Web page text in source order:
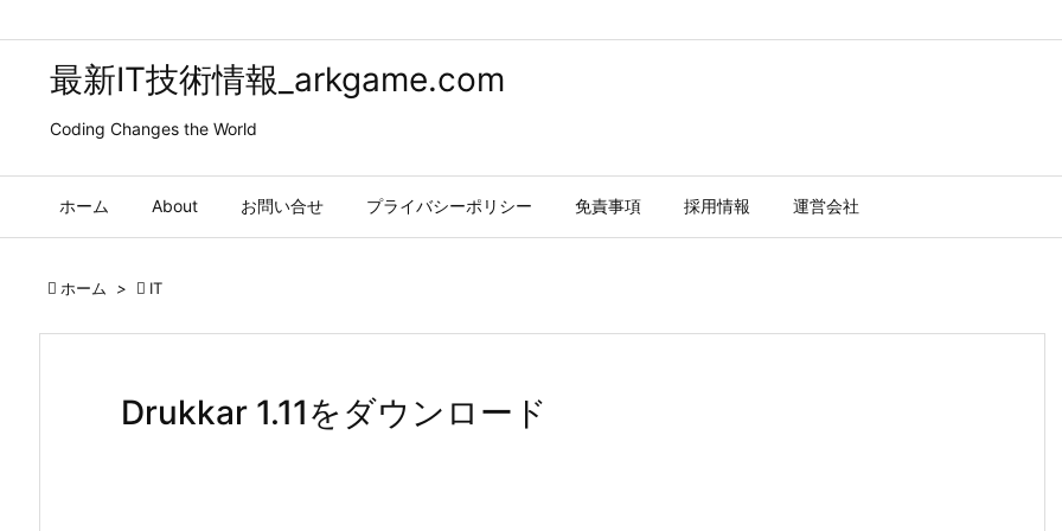
最新IT技術情報_arkgame.com
Coding Changes the World
ホーム About お問い合せ プライバシーポリシー 免責事項 採用情報 運営会社
 ホーム >  IT
Drukkar 1.11をダウンロード